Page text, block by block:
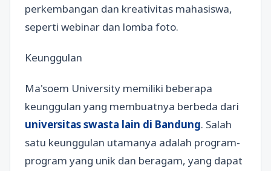
perkembangan dan kreativitas mahasiswa,
seperti webinar dan lomba foto.
Keunggulan
Ma'soem University memiliki beberapa
keunggulan yang membuatnya berbeda dari
universitas swasta lain di Bandung. Salah
satu keunggulan utamanya adalah program-
program yang unik dan beragam, yang dapat